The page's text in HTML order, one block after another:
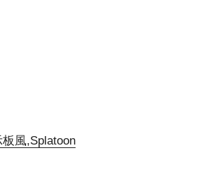
風,Splatoon